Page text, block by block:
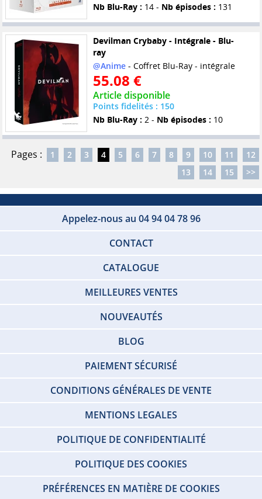
Nb Blu-Ray : 14 - Nb épisodes : 131
Devilman Crybaby - Intégrale - Blu-
ray
@Anime- Coffret Blu-Ray - intégrale
55.08 €
Article disponible
Points fidelités : 150
Nb Blu-Ray : 2 - Nb épisodes : 10
Pages : 1 2 3 4 5 6 7 8 9 10 11
12
13
14 15 >>
Appelez-nous au 04 94 04 78 96
CONTACT
CATALOGUE
MEILLEURES VENTES
NOUVEAUTÉS
BLOG
PAIEMENT SÉCURISÉ
CONDITIONS GÉNÉRALES DE VENTE
MENTIONS LEGALES
POLITIQUE DE CONFIDENTIALITÉ
POLITIQUE DES COOKIES
PRÉFÉRENCES EN MATIÈRE DE COOKIES